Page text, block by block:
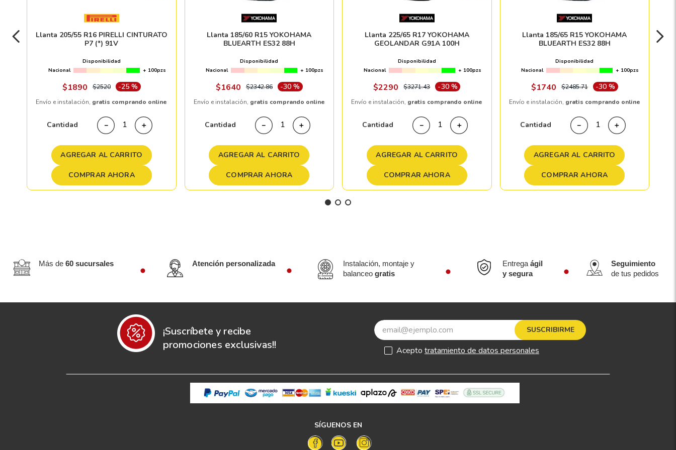
Llanta 205/55 R16 PIRELLI CINTURATO
P7 (*) 91V
Disponibilidad
Nacional
+ 100pzs
$1890 $2520 -25 %
Envío e instalación, gratis comprando online
Cantidad ＋
－
AGREGAR AL CARRITO
COMPRAR AHORA
Llanta 185/60 R15 YOKOHAMA
BLUEARTH ES32 88H
Disponibilidad
Nacional
+ 100pzs
$1640 $2342.86 -30 %
Envío e instalación, gratis comprando online
Cantidad ＋
－
AGREGAR AL CARRITO
COMPRAR AHORA
Llanta 225/65 R17 YOKOHAMA
GEOLANDAR G91A 100H
Disponibilidad
Nacional
+ 100pzs
$2290 $3271.43 -30 %
Envío e instalación, gratis comprando online
Cantidad ＋
－
AGREGAR AL CARRITO
COMPRAR AHORA
Llanta 185/65 R15 YOKOHAMA
BLUEARTH ES32 88H
Disponibilidad
Nacional
+ 100pzs
$1740 $2485.71 -30 %
Envío e instalación, gratis comprando online
Cantidad ＋
－
AGREGAR AL CARRITO
COMPRAR AHORA
Más de60 sucursales Atención personalizada
Instalación, montaje y
balanceogratis
Entrega ágil
y segura
Seguimiento
de tus pedidos
¡Suscríbete y recibe
promociones exclusivas!!
SUSCRIBIRME
Acepto tratamiento de datos personales
SÍGUENOS EN